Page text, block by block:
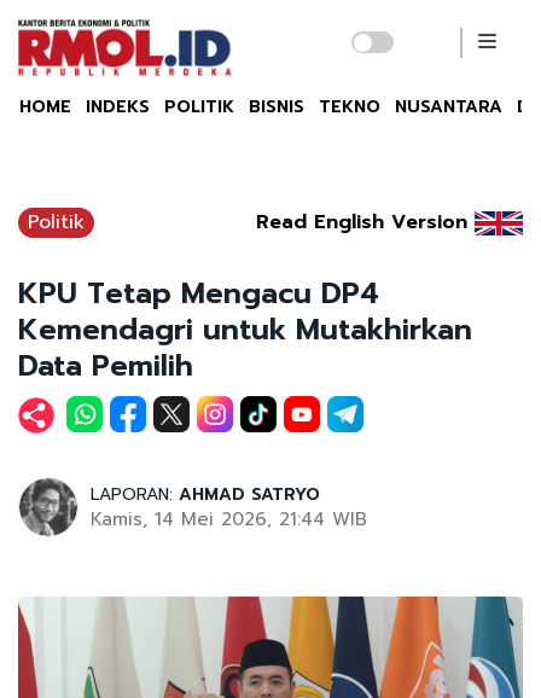
HOME INDEKS POLITIK BISNIS TEKNO NUSANTARA
Politik Read English Version
KPU Tetap Mengacu DP4
Kemendagri untuk Mutakhirkan
Data Pemilih
LAPORAN: AHMAD SATRYO
Kamis, 14 Mei 2026, 21:44 WIB